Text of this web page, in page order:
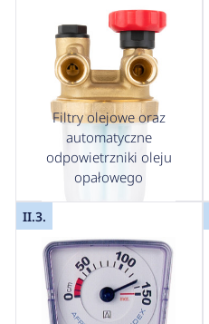
Filtry olejowe oraz
automatyczne
odpowietrzniki oleju
opałowego
II.3.